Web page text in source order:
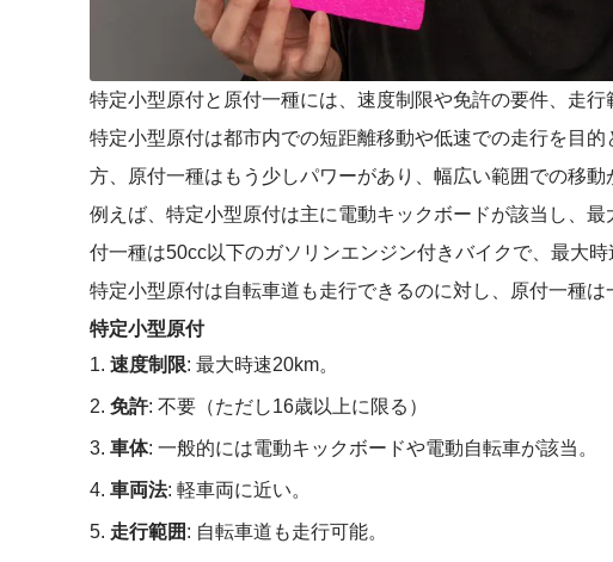
特定小型原付と原付一種には、速度制限や免許の要件、走行
特定小型原付は都市内での短距離移動や低速での走行を目
方、原付一種はもう少しパワーがあり、幅広い範囲での移動
例えば、特定小型原付は主に電動キックボードが該当し、
付一種は50cc以下のガソリンエンジン付きバイクで、最大時
特定小型原付は自転車道も走行できるのに対し、原付一種は
特定小型原付
速度制限: 最大時速20km。
免許: 不要（ただし16歳以上に限る）
車体: 一般的には電動キックボードや電動自転車が該当。
車両法: 軽車両に近い。
走行範囲: 自転車道も走行可能。